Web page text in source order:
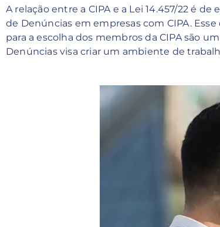
A relação entre a CIPA e a Lei 14.457/22 é
de Denúncias em empresas com CIPA.
para a escolha dos membros da CIPA são
Denúncias visa criar um ambiente de